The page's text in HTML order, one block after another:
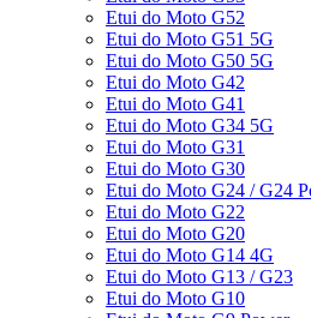
Etui do Moto G52
Etui do Moto G51 5G
Etui do Moto G50 5G
Etui do Moto G42
Etui do Moto G41
Etui do Moto G34 5G
Etui do Moto G31
Etui do Moto G30
Etui do Moto G24 / G24
Etui do Moto G22
Etui do Moto G20
Etui do Moto G14 4G
Etui do Moto G13 / G23
Etui do Moto G10